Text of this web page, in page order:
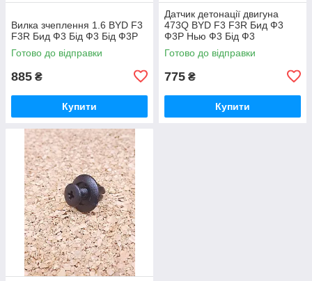
Вилка зчеплення 1.6 BYD F3
F3R Бид Ф3 Бід Ф3 Бід Ф3Р
Готово до відправки
885 ₴
Купити
Датчик детонації двигуна
473Q BYD F3 F3R Бид Ф3
Ф3Р Нью Ф3 Бід Ф3
Готово до відправки
775 ₴
Купити